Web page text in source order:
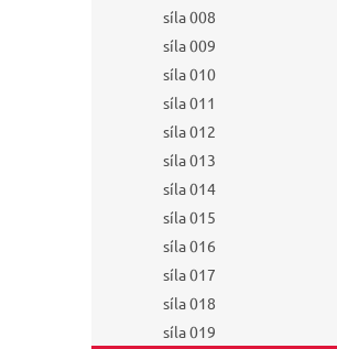
síla 008
síla 009
síla 010
síla 011
síla 012
síla 013
síla 014
síla 015
síla 016
síla 017
síla 018
síla 019